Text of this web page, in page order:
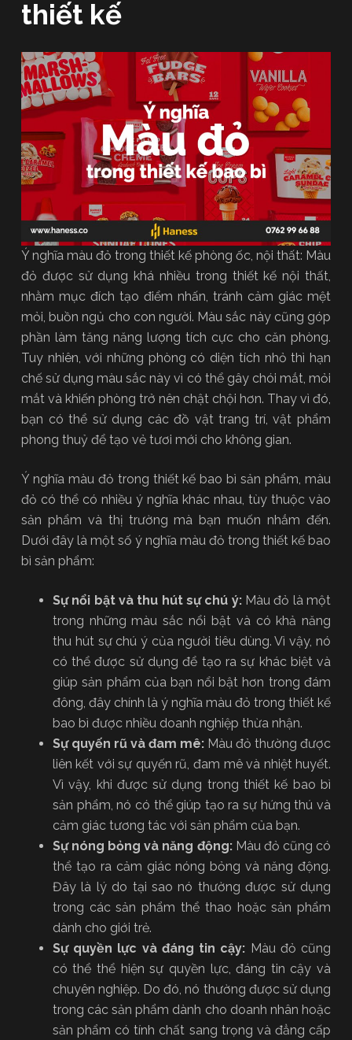
thiết kế
Ý nghĩa màu đỏ trong thiết kế phòng ốc, nội thất: Màu
đỏ được sử dụng khá nhiều trong thiết kế nội thất,
nhằm mục đích tạo điểm nhấn, tránh cảm giác mệt
mỏi, buồn ngủ cho con người. Màu sắc này cũng góp
phần làm tăng năng lượng tích cực cho căn phòng.
Tuy nhiên, với những phòng có diện tích nhỏ thì hạn
chế sử dụng màu sắc này vì có thể gây chói mắt, mỏi
mắt và khiến phòng trở nên chật chội hơn. Thay vì đó,
bạn có thể sử dụng các đồ vật trang trí, vật phẩm
phong thuỷ để tạo vẻ tươi mới cho không gian.
Ý nghĩa màu đỏ trong thiết kế bao bì sản phẩm, màu
đỏ có thể có nhiều ý nghĩa khác nhau, tùy thuộc vào
sản phẩm và thị trường mà bạn muốn nhắm đến.
Dưới đây là một số ý nghĩa màu đỏ trong thiết kế bao
bì sản phẩm:
Sự nổi bật và thu hút sự chú ý:Màu đỏ là một
trong những màu sắc nổi bật và có khả năng
thu hút sự chú ý của người tiêu dùng. Vì vậy, nó
có thể được sử dụng để tạo ra sự khác biệt và
giúp sản phẩm của bạn nổi bật hơn trong đám
đông, đây chính là ý nghĩa màu đỏ trong thiết kế
bao bì được nhiều doanh nghiệp thừa nhận.
Sự quyến rũ và đam mê: Màu đỏ thường được
liên kết với sự quyến rũ, đam mê và nhiệt huyết.
Vì vậy, khi được sử dụng trong thiết kế bao bì
sản phẩm, nó có thể giúp tạo ra sự hứng thú và
cảm giác tương tác với sản phẩm của bạn.
Sự nóng bỏng và năng động:Màu đỏ cũng có
thể tạo ra cảm giác nóng bỏng và năng động.
Đây là lý do tại sao nó thường được sử dụng
trong các sản phẩm thể thao hoặc sản phẩm
dành cho giới trẻ.
Sự quyền lực và đáng tin cậy: Màu đỏ cũng
có thể thể hiện sự quyền lực, đáng tin cậy và
chuyên nghiệp. Do đó, nó thường được sử dụng
trong các sản phẩm dành cho doanh nhân hoặc
sản phẩm có tính chất sang trọng và đẳng cấp